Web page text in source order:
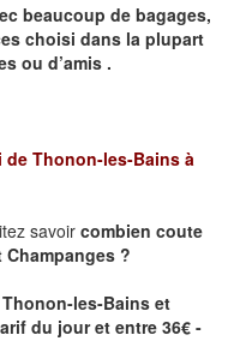
beaucoup de bagages,
choisi dans la plupart
ou d’amis .
de Thonon-les-Bains à
savoir combien coute
?
les-Bains et
du jour et entre 36€ -